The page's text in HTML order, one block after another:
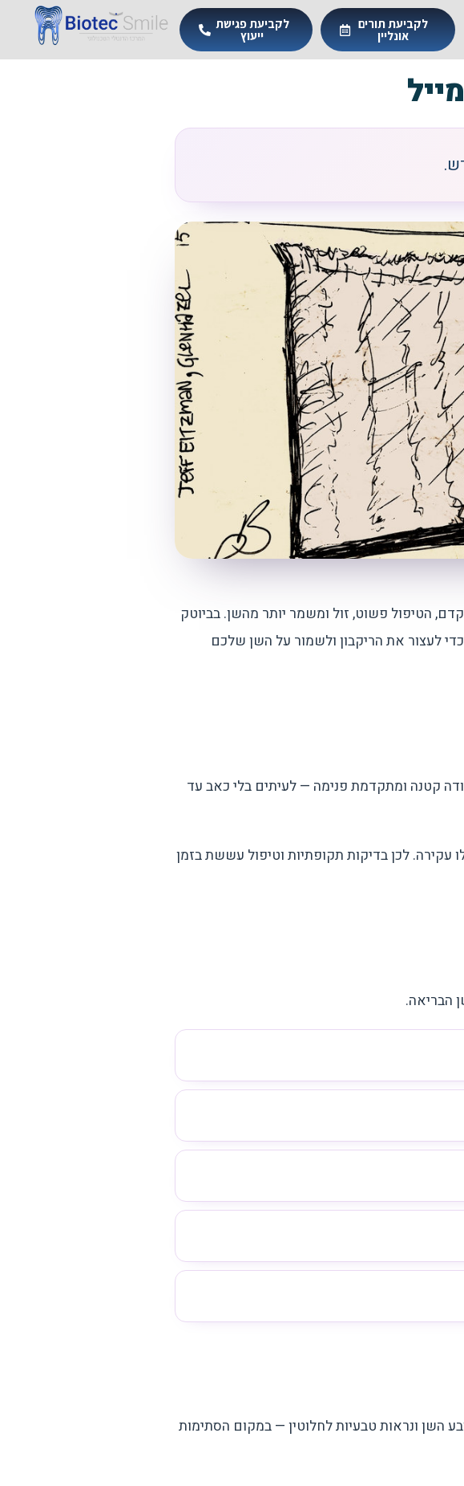
לקביעת תורים
אונליין
לקביעת פגישת
ייעוץ
הטיפול פשוט, זול ומשמר יותר מהשן. בביוטק
לעצור את הריקבון ולשמור על השן שלכם
קטנה ומתקדמת פנימה — לעיתים בלי כאב עד
לכן בדיקות תקופתיות וטיפול עששת בזמן
הבריאה.
השן ונראות טבעיות לחלוטין — במקום הסתימות